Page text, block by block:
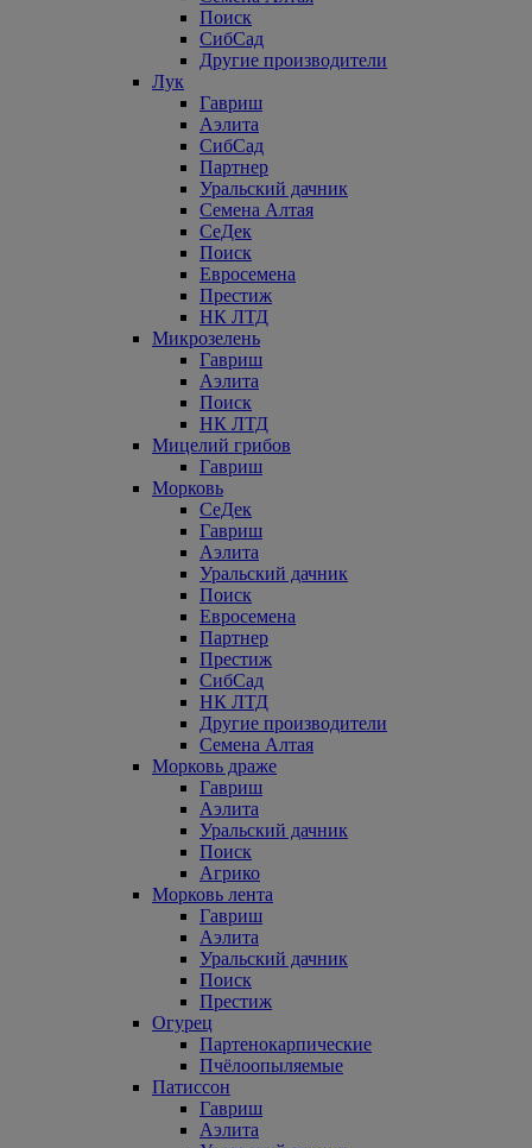
Поиск
СибСад
Другие производители
Лук
Гавриш
Аэлита
СибСад
Партнер
Уральский дачник
Семена Алтая
СеДек
Поиск
Евросемена
Престиж
НК ЛТД
Микрозелень
Гавриш
Аэлита
Поиск
НК ЛТД
Мицелий грибов
Гавриш
Морковь
СеДек
Гавриш
Аэлита
Уральский дачник
Поиск
Евросемена
Партнер
Престиж
СибСад
НК ЛТД
Другие производители
Семена Алтая
Морковь драже
Гавриш
Аэлита
Уральский дачник
Поиск
Агрико
Морковь лента
Гавриш
Аэлита
Уральский дачник
Поиск
Престиж
Огурец
Партенокарпические
Пчёлоопыляемые
Патиссон
Гавриш
Аэлита